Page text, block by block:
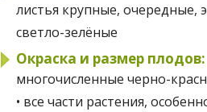
листья крупные, очередные,
светло-зелёные
Окраска и размер плодов:
многочисленные черно-
• все части растения,